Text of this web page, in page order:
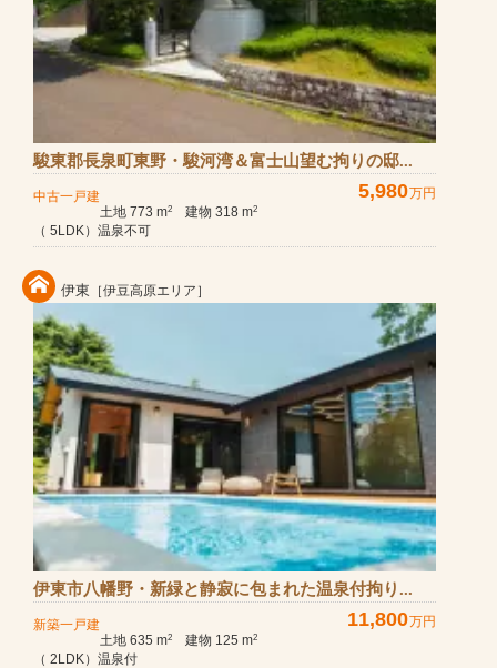
駿東郡長泉町東野・駿河湾＆富士山望む拘りの邸...
中古一戸建 5,980万円
土地 773 m2 建物 318 m2
（ 5LDK）温泉不可
伊東 ［伊豆高原エリア］
伊東市八幡野・新緑と静寂に包まれた温泉付拘り...
新築一戸建 11,800万円
土地 635 m2 建物 125 m2
（ 2LDK）温泉付